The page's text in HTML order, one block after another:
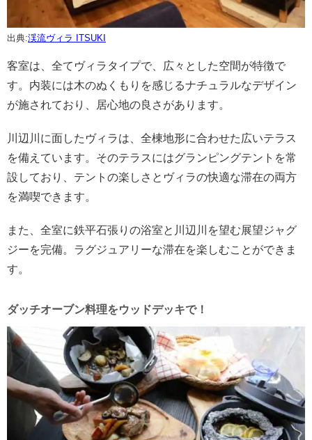
出典:渓流ヴィラ ITSUKI
客室は、全てヴィラタイプで、広々とした空間が特徴で
す。内装には木のぬくもりを感じるナチュラルなデザイン
が施されており、居心地の良さがあります。
川辺川に面したヴィラは、全棟地形に合わせた広いテラス
を備えています。そのテラスにはグランピングテントを常
設しており、テントの楽しさとヴィラの快適な滞在の両方
を満喫できます。
また、全室に鉄平石張りの浴室と川辺川を望む展望ジャグ
ジーを完備。ラグジュアリーな滞在を楽しむことができま
す。
ダッチオーブン料理をウッドデッキで！